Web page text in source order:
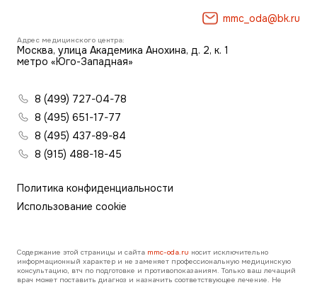
Адрес медицинского центра:
Москва, улица Академика Анохина, д. 2, к. 1
метро «Юго-Западная»
8 (499) 727-04-78
8 (495) 651-17-77
8 (495) 437-89-84
8 (915) 488-18-45
Политика конфиденциальности
Использование cookie
mmc_oda@bk.ru
Содержание этой страницы и сайта mmc-oda.ru носит исключительно
информационный характер и не заменяет профессиональную медицинскую
консультацию, втч по подготовке и противопоказаниям. Только ваш лечащий
врач может поставить диагноз и назначить соответствующее лечение. Не